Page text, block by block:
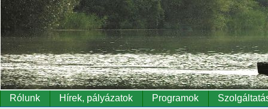
Ugrás a tartalomra
Rólunk Hírek, pályázatok Programok